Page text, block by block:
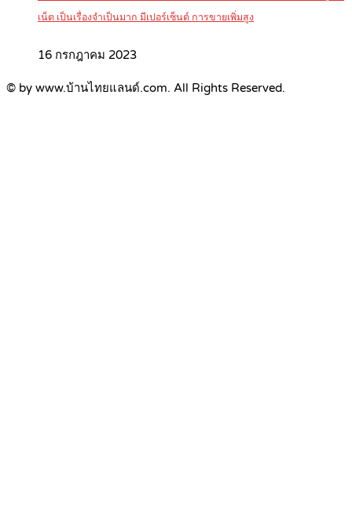
เน็ต เป็นเรื่องจำเป็นมาก มีเปอร์เซ็นต์ การขายเพิ่มสูง
16 กรกฎาคม 2023
© by www.บ้านไทยแลนด์.com. All Rights Reserved.